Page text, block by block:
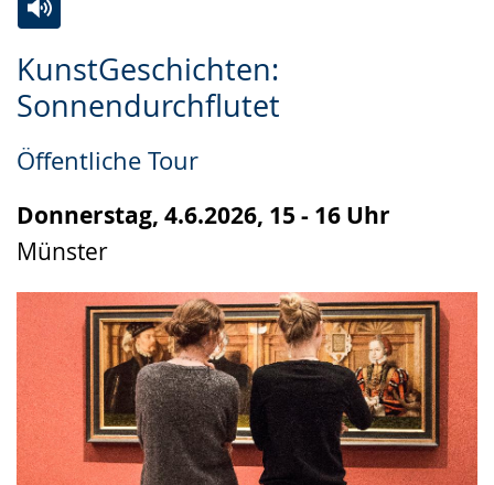
KunstGeschichten:
Sonnendurchflutet
Öffentliche Tour
Donnerstag, 4.6.2026, 15 - 16 Uhr
Münster
Leichten
Sprache
Audio-
Unterstützung.
Video
in
Gebärdensprache
wird
angezeigt.